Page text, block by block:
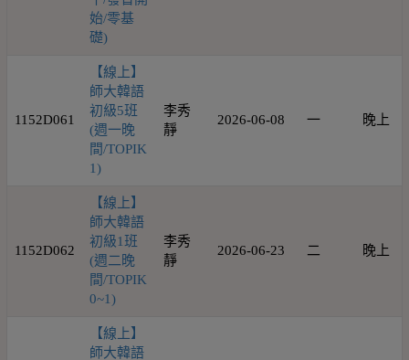
始/零基
礎)
1152D061
【線上】
師大韓語
初級5班
(週一晚
間/TOPIK
1)
李秀
靜
2026-06-08 一 晚上
1152D062
【線上】
師大韓語
初級1班
(週二晚
間/TOPIK
0~1)
李秀
靜
2026-06-23 二 晚上
【線上】
師大韓語